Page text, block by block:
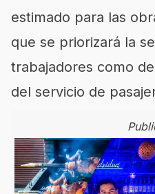
estimado para las
que se priorizará la
trabajadores como
del servicio de